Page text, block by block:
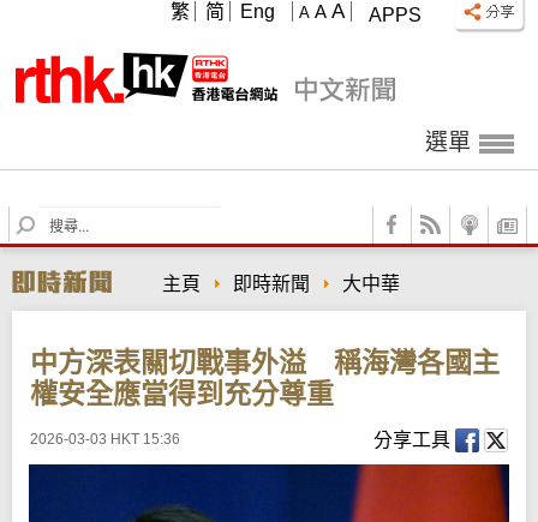
APPS
A A A
繁 简 Eng
選單
S
e
r
c
主頁 即時新聞 大中華
中方深表關切戰事外溢 稱海灣各國主
權安全應當得到充分尊重
2026-03-03 HKT 15:36 分享工具